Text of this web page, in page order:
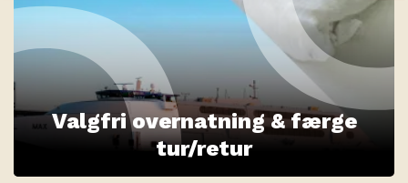
Valgfri overnatning & færge
tur/retur